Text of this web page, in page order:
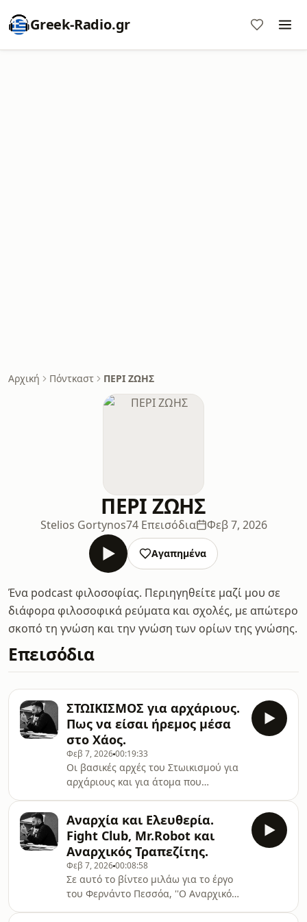
Greek-Radio.gr
Αρχική Πόντκαστ ΠΕΡΙ ΖΩΗΣ
ΠΕΡΙ ΖΩΗΣ
Stelios Gortynos74 Επεισόδια Φεβ 7, 2026
Αγαπημένα
Ένα podcast φιλοσοφίας. Περιηγηθείτε μαζί μου σε
διάφορα φιλοσοφικά ρεύματα και σχολές, με απώτερο
σκοπό τη γνώση και την γνώση των ορίων της γνώσης.
Επεισόδια
ΣΤΩΙΚΙΣΜΟΣ για αρχάριους.
Πως να είσαι ήρεμος μέσα
στο Χάος.
Φεβ 7, 202600:19:33
Οι βασικές αρχές του Στωικισμού για
αρχάριους και για άτομα που
πηγή του καλού και θα αναβλύζει
πάντα αν πάντα την αναζητείς."
Μάρκος Αυρήλιος
Αναρχία και Ελευθερία.
Fight Club, Mr.Robot και
Αναρχικός Τραπεζίτης.
Φεβ 7, 202600:08:58
Σε αυτό το βίντεο μιλάω για το έργο
του Φερνάντο Πεσσόα, ''Ο Αναρχικός